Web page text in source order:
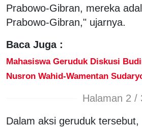
Prabowo-Gibran, mereka
Prabowo-Gibran," ujarnya.
Baca Juga :
Mahasiswa Geruduk Diskusi
Nusron Wahid-Wamentan
Halaman 2 /
Dalam aksi geruduk